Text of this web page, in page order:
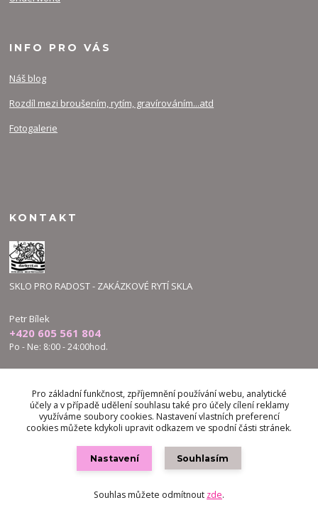
INFO PRO VÁS
Náš blog
Rozdíl mezi broušením, rytím, gravírováním...atd
Fotogalerie
KONTAKT
SKLO PRO RADOST - ZAKÁZKOVÉ RYTÍ SKLA
Petr Bílek
+420 605 561 804
Po - Ne: 8:00 - 24:00hod.
bilek.petr@skloproradost.cz
Pro základní funkčnost, zpříjemnění používání webu, analytické
účely a v případě udělení souhlasu také pro účely cílení reklamy
využíváme soubory cookies. Nastavení vlastních preferencí
cookies můžete kdykoli upravit odkazem ve spodní části stránek.
Nastavení Souhlasím
Souhlas můžete odmítnout zde.